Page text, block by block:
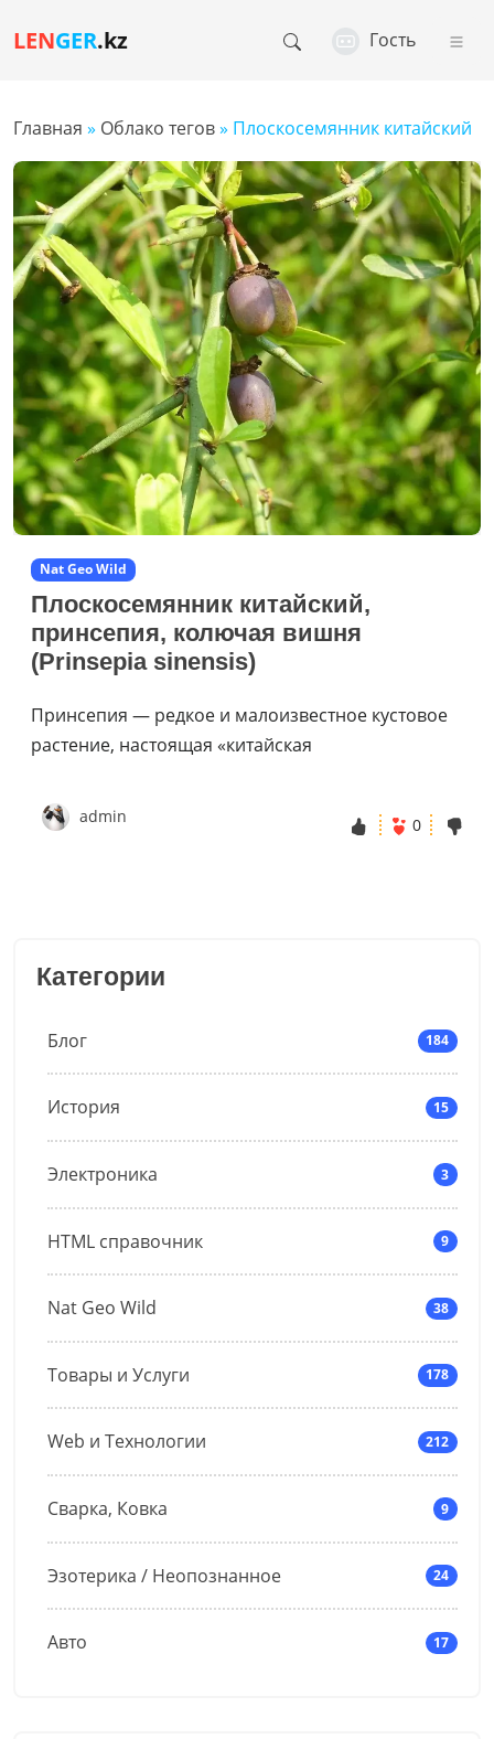
LENGER.kz Гость
Категории
Блог 184
История 15
Электроника 3
HTML справочник 9
Nat Geo Wild 38
Товары и Услуги 178
Web и Технологии 212
Сварка, Ковка 9
Эзотерика / Неопознанное 24
Авто 17
Главная » Облако тегов» Плоскосемянник китайский
Nat Geo Wild
Плоскосемянник китайский,
принсепия, колючая вишня
(Prinsepia sinensis)
Принсепия — редкое и малоизвестное кустовое
растение, настоящая «китайская
admin 0